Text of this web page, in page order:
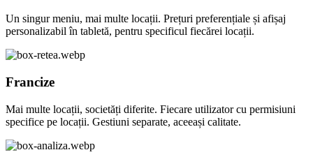
Un singur meniu, mai multe locații. Prețuri preferențiale și afișaj
personalizabil în tabletă, pentru specificul fiecărei locații.
Francize
Mai multe locații, societăți diferite. Fiecare utilizator cu permisiuni
specifice pe locații. Gestiuni separate, aceeași calitate.